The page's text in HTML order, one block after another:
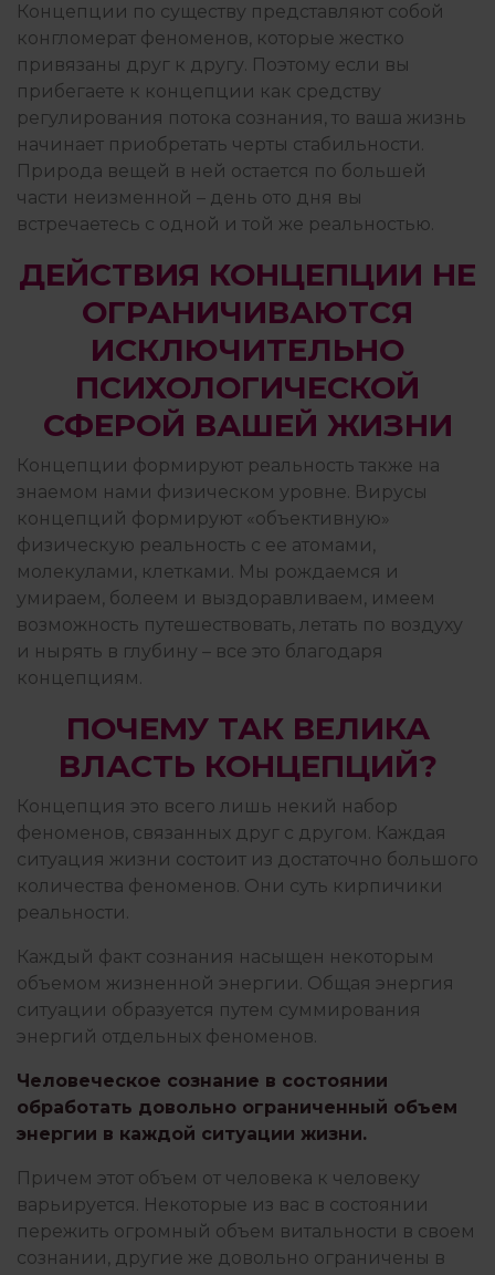
Концепции по существу представляют собой
конгломерат феноменов, которые жестко
привязаны друг к другу. Поэтому если вы
прибегаете к концепции как средству
регулирования потока сознания, то ваша жизнь
начинает приобретать черты стабильности.
Природа вещей в ней остается по большей
части неизменной – день ото дня вы
встречаетесь с одной и той же реальностью.
ДЕЙСТВИЯ КОНЦЕПЦИИ НЕ
ОГРАНИЧИВАЮТСЯ
ИСКЛЮЧИТЕЛЬНО
ПСИХОЛОГИЧЕСКОЙ
СФЕРОЙ ВАШЕЙ ЖИЗНИ
Концепции формируют реальность также на
знаемом нами физическом уровне. Вирусы
концепций формируют «объективную»
физическую реальность с ее атомами,
молекулами, клетками. Мы рождаемся и
умираем, болеем и выздоравливаем, имеем
возможность путешествовать, летать по воздуху
и нырять в глубину – все это благодаря
концепциям.
ПОЧЕМУ ТАК ВЕЛИКА
ВЛАСТЬ КОНЦЕПЦИЙ?
Концепция это всего лишь некий набор
феноменов, связанных друг с другом. Каждая
ситуация жизни состоит из достаточно большого
количества феноменов. Они суть кирпичики
реальности.
Каждый факт сознания насыщен некоторым
объемом жизненной энергии. Общая энергия
ситуации образуется путем суммирования
энергий отдельных феноменов.
Человеческое сознание в состоянии
обработать довольно ограниченный объем
энергии в каждой ситуации жизни.
Причем этот объем от человека к человеку
варьируется. Некоторые из вас в состоянии
пережить огромный объем витальности в своем
сознании, другие же довольно ограничены в
ФИЛОСОФИЯ ИЗБЫТКА
ЧУВСТВА